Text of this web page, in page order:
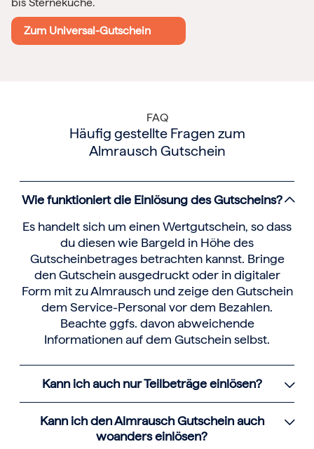
bis Sterneküche.
Zum Universal-Gutschein
FAQ
Häufig gestellte Fragen zum
Almrausch Gutschein
Wie funktioniert die Einlösung des Gutscheins?
Es handelt sich um einen Wertgutschein, so dass
du diesen wie Bargeld in Höhe des
Gutscheinbetrages betrachten kannst. Bringe
den Gutschein ausgedruckt oder in digitaler
Form mit zu Almrausch und zeige den Gutschein
dem Service-Personal vor dem Bezahlen.
Beachte ggfs. davon abweichende
Informationen auf dem Gutschein selbst.
Kann ich auch nur Teilbeträge einlösen?
Kann ich den Almrausch Gutschein auch
woanders einlösen?